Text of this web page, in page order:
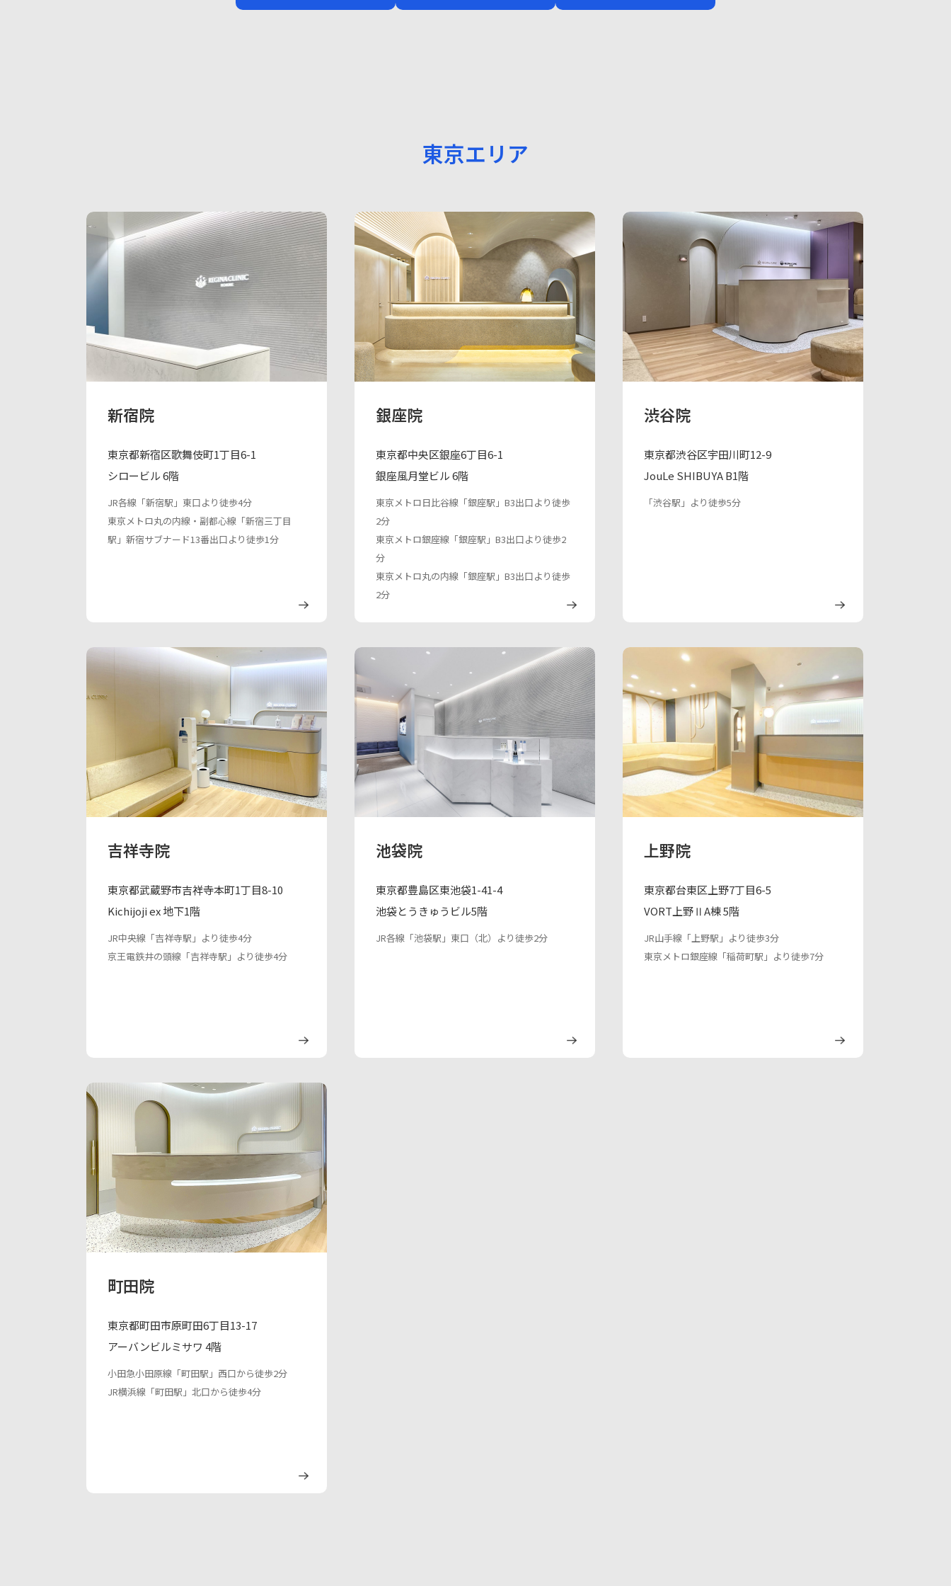
東京エリア
新宿院
東京都新宿区歌舞伎町1丁目6-1
シロービル 6階
JR各線「新宿駅」東口より徒歩4分
東京メトロ丸の内線・副都心線「新宿三丁目
駅」新宿サブナード13番出口より徒歩1分
銀座院
東京都中央区銀座6丁目6-1
銀座風月堂ビル 6階
東京メトロ日比谷線「銀座駅」B3出口より徒歩
2分
東京メトロ銀座線「銀座駅」B3出口より徒歩2
分
東京メトロ丸の内線「銀座駅」B3出口より徒歩
2分
渋谷院
東京都渋谷区宇田川町12-9
JouLe SHIBUYA B1階
「渋谷駅」より徒歩5分
吉祥寺院
東京都武蔵野市吉祥寺本町1丁目8-10
Kichijoji ex 地下1階
JR中央線「吉祥寺駅」より徒歩4分
京王電鉄井の頭線「吉祥寺駅」より徒歩4分
池袋院
東京都豊島区東池袋1-41-4
池袋とうきゅうビル5階
JR各線「池袋駅」東⼝（北）より徒歩2分
上野院
東京都台東区上野7丁目6-5
VORT上野ⅡA棟 5階
JR山手線「上野駅」より徒歩3分
東京メトロ銀座線「稲荷町駅」より徒歩7分
町田院
東京都町田市原町田6丁目13-17
アーバンビルミサワ 4階
小田急小田原線「町田駅」西口から徒歩2分
JR横浜線「町田駅」北口から徒歩4分